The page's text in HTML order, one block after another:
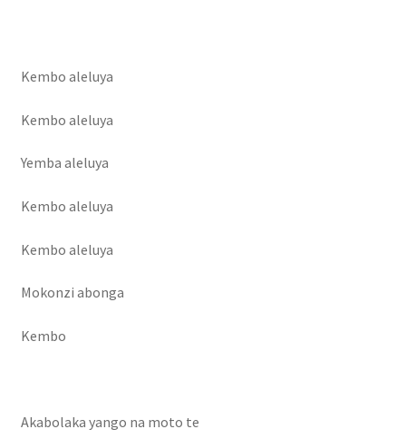
Kembo aleluya
Kembo aleluya
Yemba aleluya
Kembo aleluya
Kembo aleluya
Mokonzi abonga
Kembo
Akabolaka yango na moto te